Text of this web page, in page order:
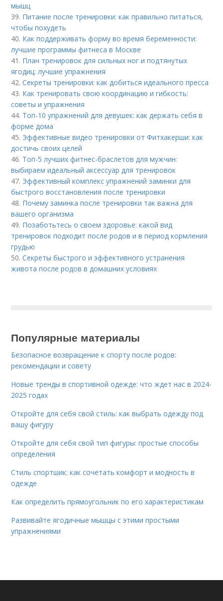
мышц
39. Питание после тренировки: как правильно питаться,
чтобы похудеть
40. Как поддерживать форму во время беременности:
лучшие программы фитнеса в Москве
41. План тренировок для сильных ног и подтянутых
ягодиц: лучшие упражнения
42.Секреты тренировки: как добиться идеального пресса
43. Как тренировать свою координацию и гибкость:
советы и упражнения
44. Топ-10 упражнений для девушек: как держать себя в
форме дома
45. Эффективные видео тренировки от Фитхакерши: как
достичь своих целей
46. Топ-5 лучших фитнес-браслетов для мужчин:
выбираем идеальный аксессуар для тренировок
47. Эффективный комплекс упражнений заминки для
быстрого восстановления после тренировки
48. Почему заминка после тренировки так важна для
вашего организма
49. Позаботьтесь о своем здоровье: какой вид
тренировок подходит после родов и в период кормления
грудью
50.Секреты быстрого и эффективного устранения
живота после родов в домашних условиях
Популярные материалы
Безопасное возвращение к спорту после родов:
рекомендации и совету
Новые тренды в спортивной одежде: что ждет нас в 2024-
2025 годах
Откройте для себя свой стиль: как выбрать одежду под
вашу фигуру
Откройте для себя свой тип фигуры: простые способы
определения
Стиль спортшик: как сочетать комфорт и модность в
одежде
Как определить прямоугольник по его характеристикам
Развивайте ягодичные мышцы с этими простыми
упражнениями